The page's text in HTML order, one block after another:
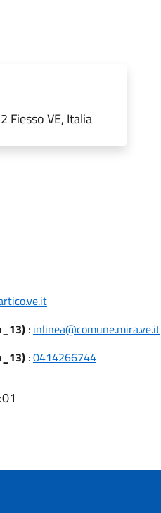
Fiesso VE, Italia
: inlinea@comune.mira.ve.it
:0414266744